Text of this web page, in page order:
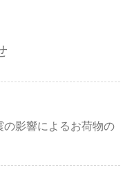
影響によるお荷物の